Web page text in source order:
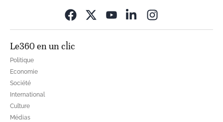
Le360 en un clic
Politique
Economie
Société
International
Culture
Médias